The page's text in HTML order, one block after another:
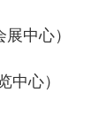
中心）
心）